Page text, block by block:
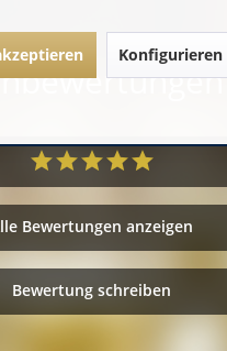
Bewertungen anzeigen
Bewertung schreiben
Konfigurieren